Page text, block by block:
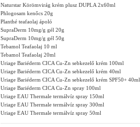
Naturstar Körömvirág krém plusz DUPLA 2x60ml
Phlogosam kenőcs 20g
Planthé teafaolaj ápoló
SupraDerm 10mg/g gél 20g
SupraDerm 10mg/g gél 50g
Tebamol Teafaolaj 10 ml
Tebamol Teafaolaj 20ml
Uriage Bariéderm CICA Cu-Zn sebkezelő krém 100ml
Uriage Bariéderm CICA Cu-Zn sebkezelő krém 40ml
Uriage Bariéderm CICA Cu-Zn sebkezelő krém SPF50+ 40ml
Uriage Bariéderm CICA Cu-Zn spray 100ml
Uriage EAU Thermale termálvíz spray 150ml
Uriage EAU Thermale termálvíz spray 300ml
Uriage EAU Thermale termálvíz spray 50ml